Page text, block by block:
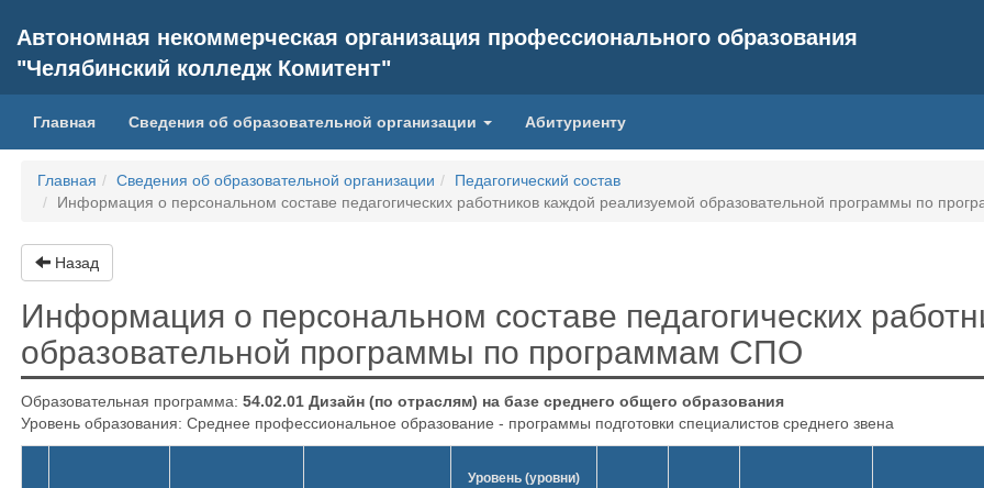
Автономная некоммерческая организация профессионального образования
"Челябинский колледж Комитент"
Главная(current)Сведения об образовательной организации Абитуриенту
Главная Сведения об образовательной организации
Педагогический состав
Информация о персональном составе педагогических работников каждой реализуемой образовательной программы по
Назад
Информация о персональном составе педагогических
образовательной программы по программам СПО
Образовательная программа: 54.02.01 Дизайн (по отраслям) на базе среднего общего образования
Уровень образования: Среднее профессиональное образование - программы подготовки специалистов среднего звена
Уровень (уровни)